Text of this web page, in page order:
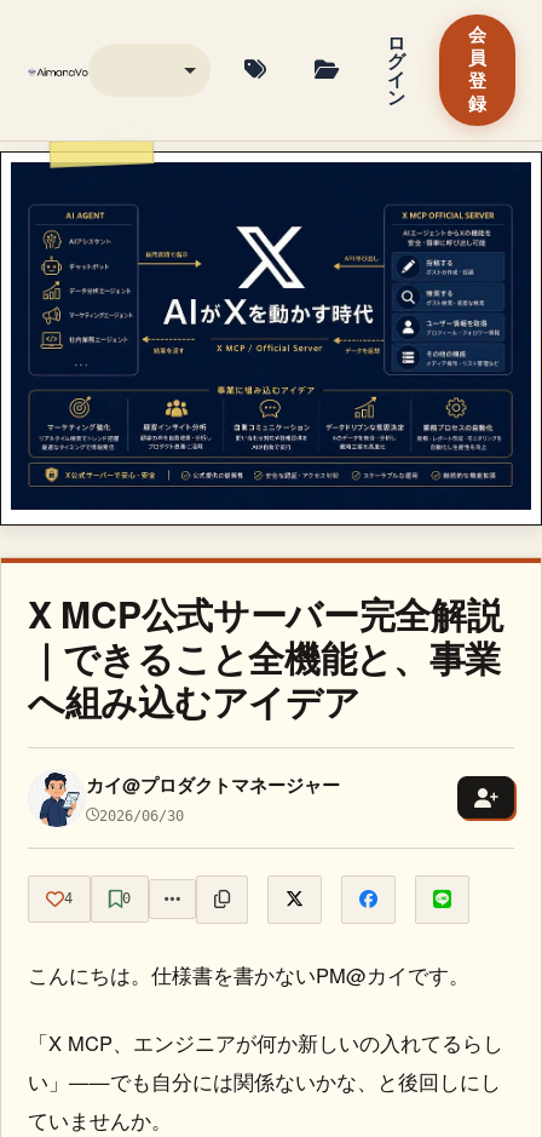
ロ
グ
イ
ン
会
員
登
録
X MCP公式サーバー完全解説
｜できること全機能と、事業
へ組み込むアイデア
カイ@プロダクトマネージャー
2026/06/30
4 0
こんにちは。仕様書を書かないPM@カイです。
「X MCP、エンジニアが何か新しいの入れてるらし
い」——でも自分には関係ないかな、と後回しにし
ていませんか。